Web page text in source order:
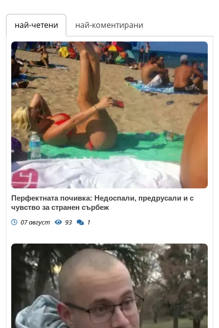
най-четени най-коментирани
Перфектната почивка: Недоспали, предрусали и с
чувство за странен сърбеж
07 август 93 1